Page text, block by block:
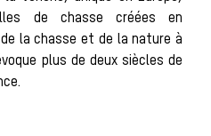
veneurs
La vènerie contemporaine
idées
de chasse créées en
la chasse et de la nature à
plus de deux siècles de